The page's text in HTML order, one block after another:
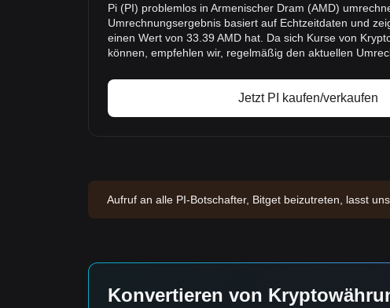
Pi (PI) problemlos in Armenischer Dram (AMD)
Umrechnungsergebnis basiert auf Echtzeitdaten und
einen Wert von 33.39 AMD hat. Da sich Kurse von
können, empfehlen wir, regelmäßig den aktuellen
Jetzt PI kaufen/verkaufen
Aufruf an alle PI-Botschafter, Bitget beizutreten, lasst
Konvertieren von